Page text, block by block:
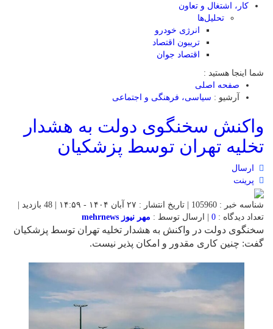
کار، اشتغال و تعاون
تحلیل‌ها
انرژی خودرو
تریبون اقتصاد
اقتصاد جوان
شما اینجا هستید :
صفحه اصلی
آرشیو : سیاسی، فرهنگی و اجتماعی
واکنش سخنگوی دولت به هشدار
تخلیه تهران توسط پزشکیان
ارسال
پرینت
شناسه خبر : 105960 | تاریخ انتشار : ۲۷ آبان ۱۴۰۴ - ۱۴:۵۹ | 48 بازدید |
تعداد دیدگاه : 0 | ارسال توسط : مهر نیوز mehrnews
سخنگوی دولت در واکنش به هشدار تخلیه تهران توسط پزشکیان
گفت: چنین کاری مقدور و امکان پذیر نیست.